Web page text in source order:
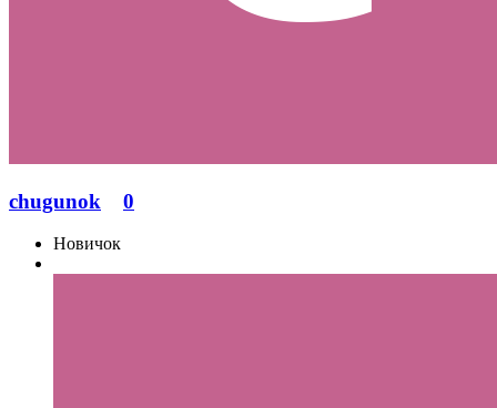
chugunok 0
Новичок